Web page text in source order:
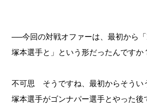
──今回の対戦オファーは、最初から「
塚本選手と」という形だったんですか
不可思 そうですね、最初からそうい
塚本選手がゴンナパー選手とやった後